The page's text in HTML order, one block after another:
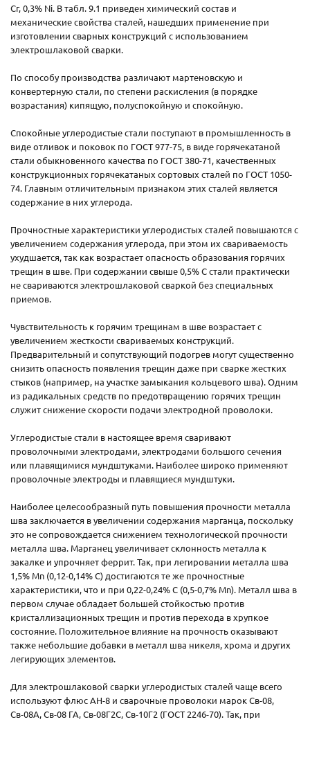
Сг, 0,3% Ni. В табл. 9.1 приведен химический состав и
механические свойства сталей, нашедших применение при
изготовлении сварных конструкций с использованием
электрошлаковой сварки.
По способу производства различают мартеновскую и
конвертерную стали, по степени раскисления (в порядке
возрастания) кипящую, полуспокойную и спокойную.
Спокойные углеродистые стали поступают в промышленность в
виде отливок и поковок по ГОСТ 977-75, в виде горячекатаной
стали обыкновенного качества по ГОСТ 380-71, качественных
конструкционных горячекатаных сортовых сталей по ГОСТ 1050-
74. Главным отличительным признаком этих сталей является
содержание в них углерода.
Прочностные характеристики углеродистых сталей повышаются с
увеличением содержания углерода, при этом их свариваемость
ухудшается, так как возрастает опасность образования горячих
трещин в шве. При содержании свыше 0,5% С стали практически
не свариваются электрошлаковой сваркой без специальных
приемов.
Чувствительность к горячим трещинам в шве возрастает с
увеличением жесткости свариваемых конструкций.
Предварительный и сопутствующий подогрев могут существенно
снизить опасность появления трещин даже при сварке жестких
стыков (например, на участке замыкания кольцевого шва). Одним
из радикальных средств по предотвращению горячих трещин
служит снижение скорости подачи электродной проволоки.
Углеродистые стали в настоящее время сваривают
проволочными электродами, электродами большого сечения
или плавящимися мундштуками. Наиболее широко применяют
проволочные электроды и плавящиеся мундштуки.
Наиболее целесообразный путь повышения прочности металла
шва заключается в увеличении содержания марганца, поскольку
это не сопровождается снижением технологической прочности
металла шва. Марганец увеличивает склонность металла к
закалке и упрочняет феррит. Так, при легировании металла шва
1,5% Мn (0,12-0,14% С) достигаются те же прочностные
характеристики, что и при 0,22-0,24% С (0,5-0,7% Мn). Металл шва в
первом случае обладает большей стойкостью против
кристаллизационных трещин и против перехода в хрупкое
состояние. Положительное влияние на прочность оказывают
также небольшие добавки в металл шва никеля, хрома и других
легирующих элементов.
Для электрошлаковой сварки углеродистых сталей чаще всего
используют флюс АН-8 и сварочные проволоки марок Св-08,
Св-08А, Св-08 ГА, Св-08Г2С, Св-10Г2 (ГОСТ 2246-70). Так, при